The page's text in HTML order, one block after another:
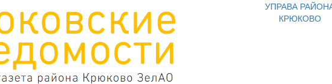
УПРАВА
КРЮКОВО